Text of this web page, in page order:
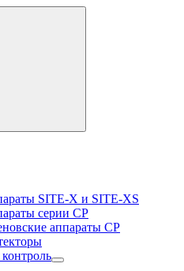
SITE-X и SITE-XS
серии CP
аппараты CP